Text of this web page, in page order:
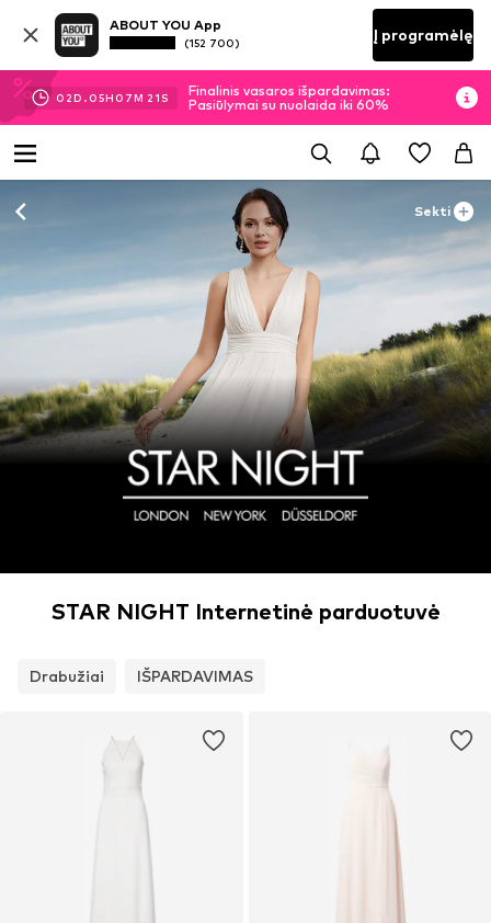
ABOUT YOU App
(152 700) Į programėlę
02D. 05H 07M 20S
Finalinis vasaros išpardavimas:
Pasiūlymai su nuolaida iki 60%
Sekti
STAR NIGHT Internetinė parduotuvė
Drabužiai IŠPARDAVIMAS